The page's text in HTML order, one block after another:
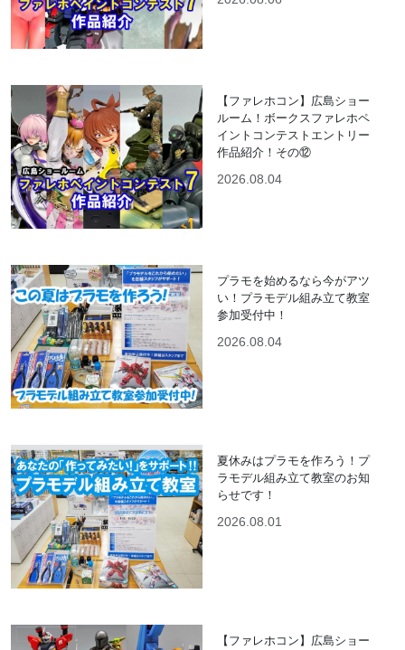
【ファレホコン】広島ショー
ルーム！ボークスファレホペ
イントコンテストエントリー
作品紹介！その⑫
2026.08.04
プラモを始めるなら今がアツ
い！プラモデル組み立て教室
参加受付中！
2026.08.04
夏休みはプラモを作ろう！プ
ラモデル組み立て教室のお知
らせです！
2026.08.01
【ファレホコン】広島ショー